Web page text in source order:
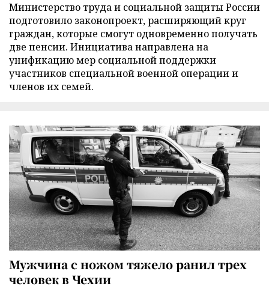
Министерство труда и социальной защиты России
подготовило законопроект, расширяющий круг
граждан, которые смогут одновременно получать
две пенсии. Инициатива направлена на
унификацию мер социальной поддержки
участников специальной военной операции и
членов их семей.
Мужчина с ножом тяжело ранил трех
человек в Чехии